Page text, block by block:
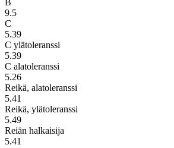
9.5
C
5.39
C ylätoleranssi
5.39
C alatoleranssi
5.26
Reikä, alatoleranssi
5.41
Reikä, ylätoleranssi
5.49
Reiän halkaisija
5.41